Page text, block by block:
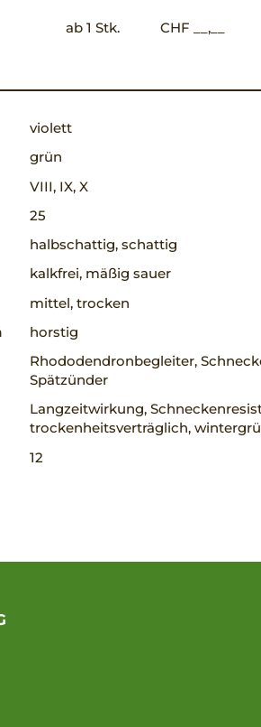
ab 1 Stk. CHF __,__
violett
grün
VIII, IX, X
25
halbschattig, schattig
kalkfrei, mäßig sauer
mittel, trocken
horstig
Rhododendronbegleiter,
Spätzünder
Langzeitwirkung,
trockenheitsverträglich,
12